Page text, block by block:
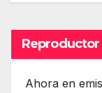
Reproductor
Ahora en